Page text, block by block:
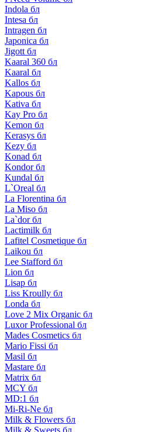
Indola бл
Intesa бл
Intragen бл
Japonica бл
Jigott бл
Kaaral 360 бл
Kaaral бл
Kallos бл
Kapous бл
Kativa бл
Kay Pro бл
Kemon бл
Kerasys бл
Kezy бл
Konad бл
Kondor бл
Kundal бл
L`Oreal бл
La Florentina бл
La Miso бл
La`dor бл
Lactimilk бл
Lafitel Cosmetique бл
Laikou бл
Lee Stafford бл
Lion бл
Lisap бл
Liss Kroully бл
Londa бл
Love 2 Mix Organic бл
Luxor Professional бл
Mades Cosmetics бл
Mario Fissi бл
Masil бл
Mastare бл
Matrix бл
MCY бл
MD:1 бл
Mi-Ri-Ne бл
Milk & Flowers бл